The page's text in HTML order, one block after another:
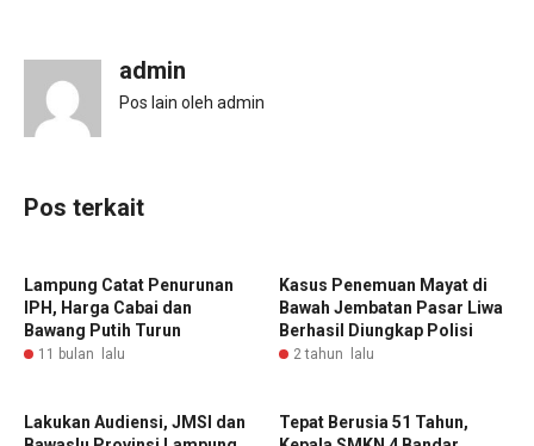
admin
Pos lain oleh admin
Pos terkait
‎Lampung Catat Penurunan
IPH, Harga Cabai dan
Bawang Putih Turun ‎
11 bulan lalu
Kasus Penemuan Mayat di
Bawah Jembatan Pasar Liwa
Berhasil Diungkap Polisi
2 tahun lalu
Lakukan Audiensi, JMSI dan
Tepat Berusia 51 Tahun,